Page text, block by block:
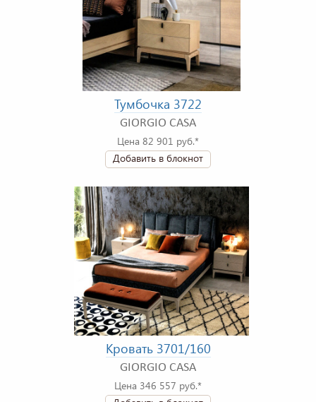
Тумбочка 3722
GIORGIO CASA
Цена 82 901 руб.*
Добавить в блокнот
Кровать 3701/160
GIORGIO CASA
Цена 346 557 руб.*